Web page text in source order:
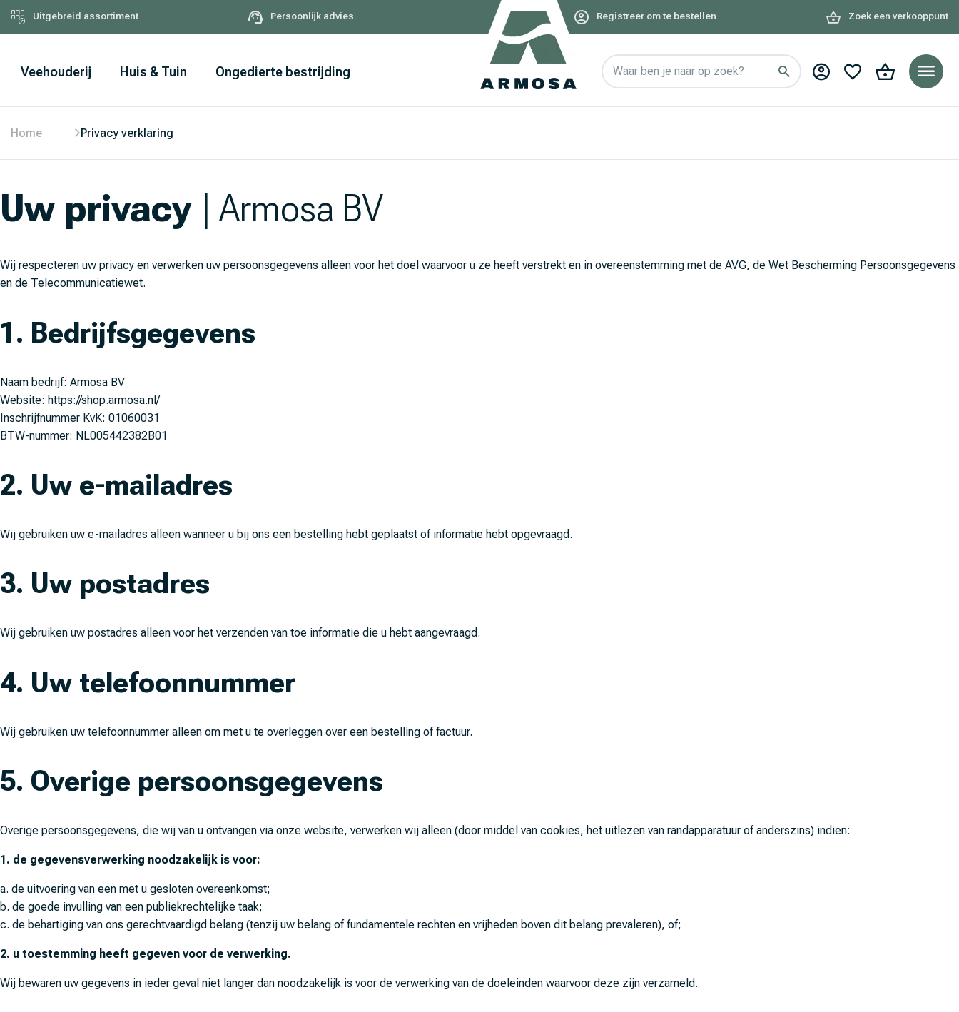
Uitgebreid assortiment Persoonlijk advies Registreer om te bestellen Zoek een verkooppunt
Veehouderij Huis & Tuin Ongedierte bestrijding Waar ben je naar op zoek?
Home Privacy verklaring
Uw privacy | Armosa BV
Wij respecteren uw privacy en verwerken uw persoonsgegevens alleen voor het doel waarvoor u ze heeft verstrekt en in overeenstemming met de AVG, de Wet Bescherming Persoonsgegevens
en de Telecommunicatiewet.
1. Bedrijfsgegevens
Naam bedrijf: Armosa BV
Website: https://shop.armosa.nl/
Inschrijfnummer KvK: 01060031
BTW-nummer: NL005442382B01
2. Uw e-mailadres
Wij gebruiken uw e-mailadres alleen wanneer u bij ons een bestelling hebt geplaatst of informatie hebt opgevraagd.
3. Uw postadres
Wij gebruiken uw postadres alleen voor het verzenden van toe informatie die u hebt aangevraagd.
4. Uw telefoonnummer
Wij gebruiken uw telefoonnummer alleen om met u te overleggen over een bestelling of factuur.
5. Overige persoonsgegevens
Overige persoonsgegevens, die wij van u ontvangen via onze website, verwerken wij alleen (door middel van cookies, het uitlezen van randapparatuur of anderszins) indien:
1. de gegevensverwerking noodzakelijk is voor:
a. de uitvoering van een met u gesloten overeenkomst;
b. de goede invulling van een publiekrechtelijke taak;
c. de behartiging van ons gerechtvaardigd belang (tenzij uw belang of fundamentele rechten en vrijheden boven dit belang prevaleren), of;
2. u toestemming heeft gegeven voor de verwerking.
Wij bewaren uw gegevens in ieder geval niet langer dan noodzakelijk is voor de verwerking van de doeleinden waarvoor deze zijn verzameld.